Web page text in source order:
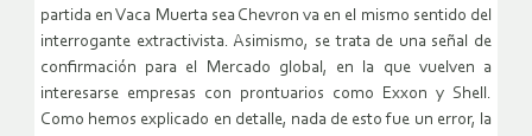
partida en Vaca Muerta sea Chevron va en el mismo sentido del
interrogante extractivista. Asimismo, se trata de una señal de
confirmación para el Mercado global, en la que vuelven a
interesarse empresas con prontuarios como Exxon y Shell.
Como hemos explicado en detalle, nada de esto fue un error, la